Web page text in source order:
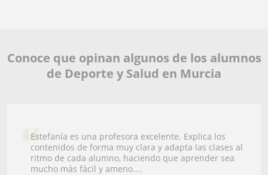
Conoce que opinan algunos de los alumnos
de Deporte y Salud en Murcia
Estefanía es una profesora excelente. Explica los
contenidos de forma muy clara y adapta las clases al
ritmo de cada alumno, haciendo que aprender sea
mucho más fácil y ameno....